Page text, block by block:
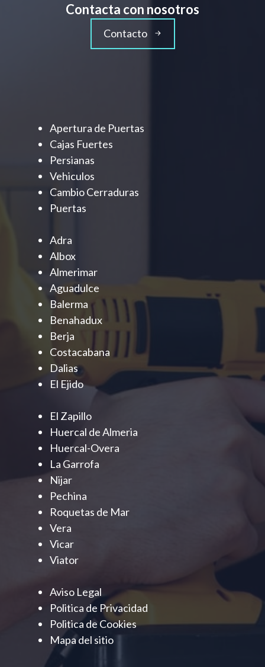
Contacta con nosotros
Contacto
Apertura de Puertas
Cajas Fuertes
Persianas
Vehiculos
Cambio Cerraduras
Puertas
Adra
Albox
Almerimar
Aguadulce
Balerma
Benahadux
Berja
Costacabana
Dalias
El Ejido
El Zapillo
Huercal de Almeria
Huercal-Overa
La Garrofa
Nijar
Pechina
Roquetas de Mar
Vera
Vicar
Viator
Aviso Legal
Politica de Privacidad
Politica de Cookies
Mapa del sitio